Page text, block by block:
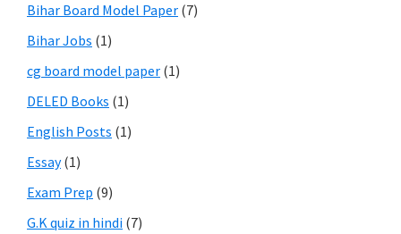
Bihar Board Model Paper (7)
Bihar Jobs (1)
cg board model paper (1)
DELED Books (1)
English Posts (1)
Essay(1)
Exam Prep (9)
G.K quiz in hindi (7)